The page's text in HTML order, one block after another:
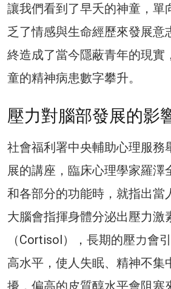
讓我們看到了早夭的神童，單
乏了情感與生命經歷來發展意
終造成了當今隱蔽青年的現實
童的精神病患數字攀升。
壓力對腦部發展的影
社會福利署中央輔助心理服務
展的講座，臨床心理學家羅澤
和各部分的功能時，就指出當
大腦會指揮身體分泌出壓力激
（Cortisol），長期的壓力會
高水平，使人失眠、精神不集
擾，偏高的皮質醇水平會阻